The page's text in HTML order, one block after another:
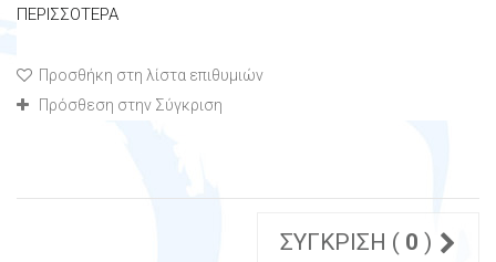
ΠΕΡΙΣΣΌΤΕΡΑ
Προσθήκη στη λίστα επιθυμιών
Πρόσθεση στην Σύγκριση
ΣΎΓΚΡΙΣΗ ( 0 )